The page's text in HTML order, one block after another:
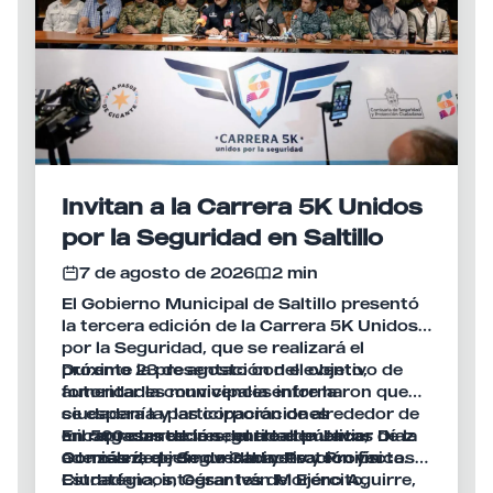
Invitan a la Carrera 5K Unidos
por la Seguridad en Saltillo
7 de agosto de 2026
2 min
El Gobierno Municipal de Saltillo presentó
la tercera edición de la Carrera 5K Unidos
por la Seguridad, que se realizará el
próximo 23 de agosto con el objetivo de
fomentar la convivencia entre la
ciudadanía y las corporaciones
encargadas de la seguridad pública,
además de promover la activación física.
Durante la presentación del evento,
autoridades municipales informaron que
se espera la participación de alrededor de
mil 500 corredores, entre elementos de la
Comisaría de Seguridad y Protección
Ciudadana, integrantes del Ejército,
En representación del alcalde Javier Díaz
González, el jefe de Gabinete y Proyectos
Estratégicos, César Iván Moreno Aguirre,